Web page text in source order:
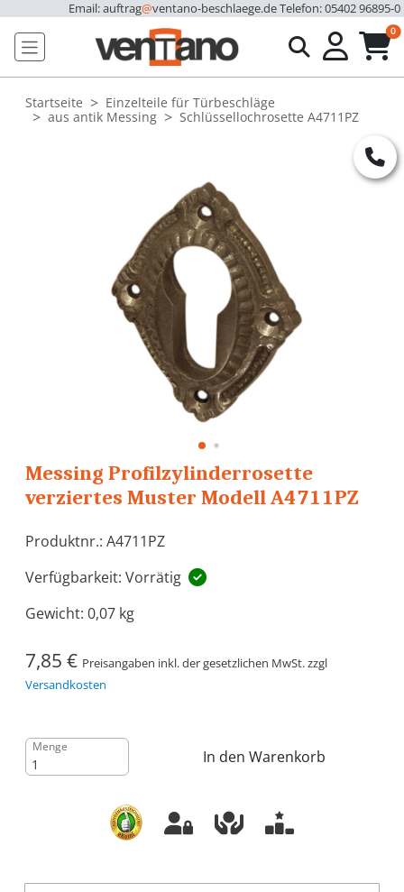
Email: auftrag@ventano-beschlaege.deTelefon: 05402 96895-0
0
Startseite
Einzelteile für Türbeschläge
aus antik Messing
Schlüssellochrosette A4711PZ
Messing Profilzylinderrosette
verziertes Muster Modell A4711PZ
Produktnr.: A4711PZ
Verfügbarkeit: Vorrätig
Gewicht: 0,07 kg
7,85 € Preisangaben inkl. der gesetzlichen MwSt. zzgl
Versandkosten
Menge
In den Warenkorb